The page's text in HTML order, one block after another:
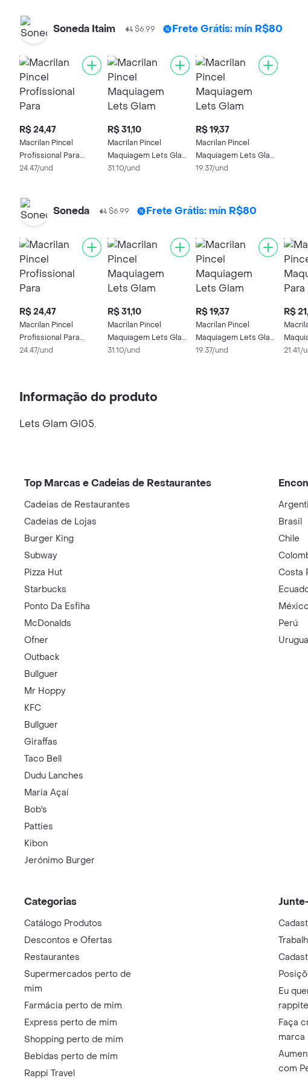
Soneda Itaim $6.99 Frete Grátis: mín R$80
R$ 24,47
Macrilan Pincel
Profissional Para
Iluminador Linha Bff
24.47/und
R$ 31,10
Macrilan Pincel
Maquiagem Lets Glam
Gl01 Para Po
31.10/und
R$ 19,37
Macrilan Pincel
Maquiagem Lets Glam
Gl03 Para Base
19.37/und
Soneda $6.99 Frete Grátis: mín R$80
R$ 24,47
Macrilan Pincel
Profissional Para
Iluminador Linha Bff
24.47/und
R$ 31,10
Macrilan Pincel
Maquiagem Lets Glam
Gl01 Para Po
31.10/und
R$ 19,37
Macrilan Pincel
Maquiagem Lets Glam
Gl03 Para Base
19.37/und
R$
W102
21.41/
Informação do produto
Lets Glam Gl05.
Top Marcas e Cadeias de Restaurantes
Cadeias de Restaurantes
Cadeias de Lojas
Burger King
Subway
Pizza Hut
Starbucks
Ponto Da Esfiha
McDonalds
Ofner
Outback
Bullguer
Mr Hoppy
KFC
Bullguer
Giraffas
Taco Bell
Dudu Lanches
Maria Açaí
Bob's
Patties
Kibon
Jerónimo Burger
Brasil
Chile
Costa
Perú
Categorias
Catálogo Produtos
Descontos e Ofertas
Restaurantes
Supermercados perto de
mim
Farmácia perto de mim
Express perto de mim
Shopping perto de mim
Bebidas perto de mim
Rappi Travel
Eu
Faça
marca
com